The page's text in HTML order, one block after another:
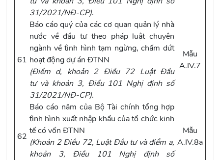
31/2021/NĐ-CP).
61
Báo cáo quý của các cơ quan quản lý nhà
nước về đầu tư theo pháp luật chuyên
ngành về tình hình tạm ngừng, chấm dứt
hoạt động dự án ĐTNN
(Điểm d, khoản 2 Điều 72 Luật Đầu
tưvà khoản 3, Điều 101 Nghị định số
31/2021/NĐ-CP).
Mẫu
A.IV.7
62
Báo cáo năm của Bộ Tài chính tổng hợp
tình hình xuất nhập khẩu của tổ chức kinh
tế có vốn ĐTNN
(Khoản 2 Điều 72, Luật Đầu tưvàđiểm a,
khoản 3, Điều 101 Nghị định số
Mẫu
A.IV.8a